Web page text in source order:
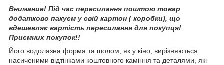
Внимание! Під час пересилання поштою товар
додатково пакуєм у свій картон ( коробки), що
вдешевляє вартість пересилання для покупця!
Приємних покупок!!
Його водолазна форма та шолом, як у кіно, вирізняються
насиченими відтінками коштовного каміння та деталями, які